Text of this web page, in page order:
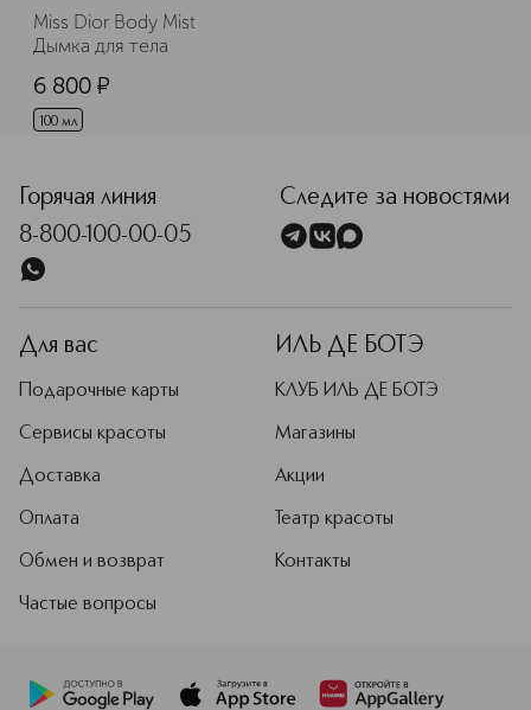
Miss Dior Body Mist
Дымка для тела
6 800 ¤
100 мл
Горячая линия
8-800-100-00-05
Следите за новостями
Для вас
Подарочные карты
Сервисы красоты
Доставка
Оплата
Обмен и возврат
Частые вопросы
ИЛЬ ДЕ БОТЭ
КЛУБ ИЛЬ ДЕ БОТЭ
Магазины
Акции
Театр красоты
Контакты